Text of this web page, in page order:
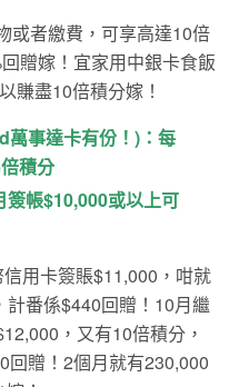
或者繳費，可享高達10倍
贈嫁！宜家用中銀卡食飯
賺盡10倍積分嫁！
萬事達卡有份！)：每
積分
簽帳$10,000或以上可
用卡簽賬$11,000，咁就
番係$440回贈！10月繼
，又有10倍積分，
回贈！2個月就有230,000